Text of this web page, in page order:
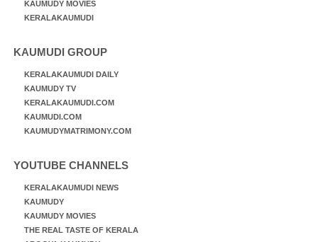
KAUMUDY MOVIES
KERALAKAUMUDI
KAUMUDI GROUP
KERALAKAUMUDI DAILY
KAUMUDY TV
KERALAKAUMUDI.COM
KAUMUDI.COM
KAUMUDYMATRIMONY.COM
YOUTUBE CHANNELS
KERALAKAUMUDI NEWS
KAUMUDY
KAUMUDY MOVIES
THE REAL TASTE OF KERALA